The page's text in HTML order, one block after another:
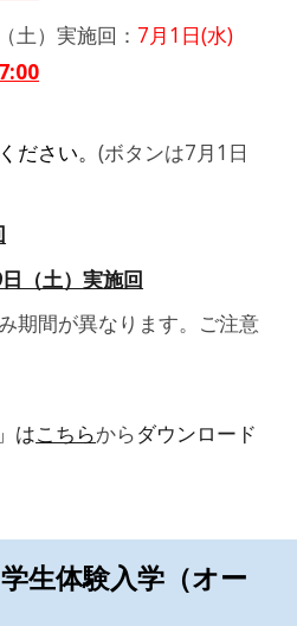
土）実施回： 7月1日(水)
ください。(ボタンは7月1日
（土）実施回
期間が異なります。ご注意
はこちらからダウンロード
生体験入学（オー